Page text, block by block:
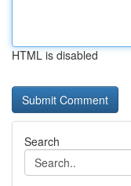
HTML is disabled
Search